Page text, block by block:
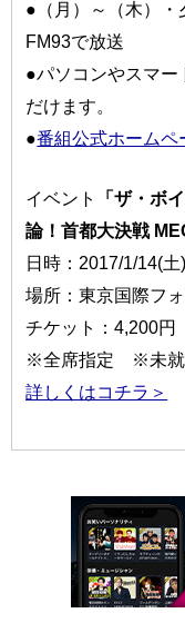
●（月）～（木）
FM93で放送
●パソコンやスマー
だけます。
●番組公式ホームペ
イベント
「ザ・
論！首都大決戦
日時：2017/1/14(
場所：東京国際フ
チケット：4,200円
※全席指定 ※未就
詳しくはコチラ＞